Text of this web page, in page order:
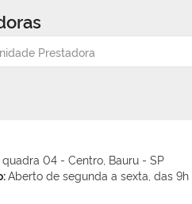
04 - Centro, Bauru - SP
Aberto de segunda a sexta, das 9h